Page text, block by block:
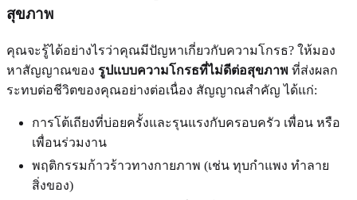
สุขภาพ
คุณจะรู้ได้อย่างไรว่าคุณมีปัญหาเกี่ยวกับความโกรธ? ให้มอง
หาสัญญาณของ รูปแบบความโกรธที่ไม่ดีต่อสุขภาพ ที่ส่งผลก
ระทบต่อชีวิตของคุณอย่างต่อเนื่อง สัญญาณสำคัญ ได้แก่:
การโต้เถียงที่บ่อยครั้งและรุนแรงกับครอบครัว เพื่อน หรือ
เพื่อนร่วมงาน
พฤติกรรมก้าวร้าวทางกายภาพ (เช่น ทุบกำแพง ทำลาย
สิ่งของ)